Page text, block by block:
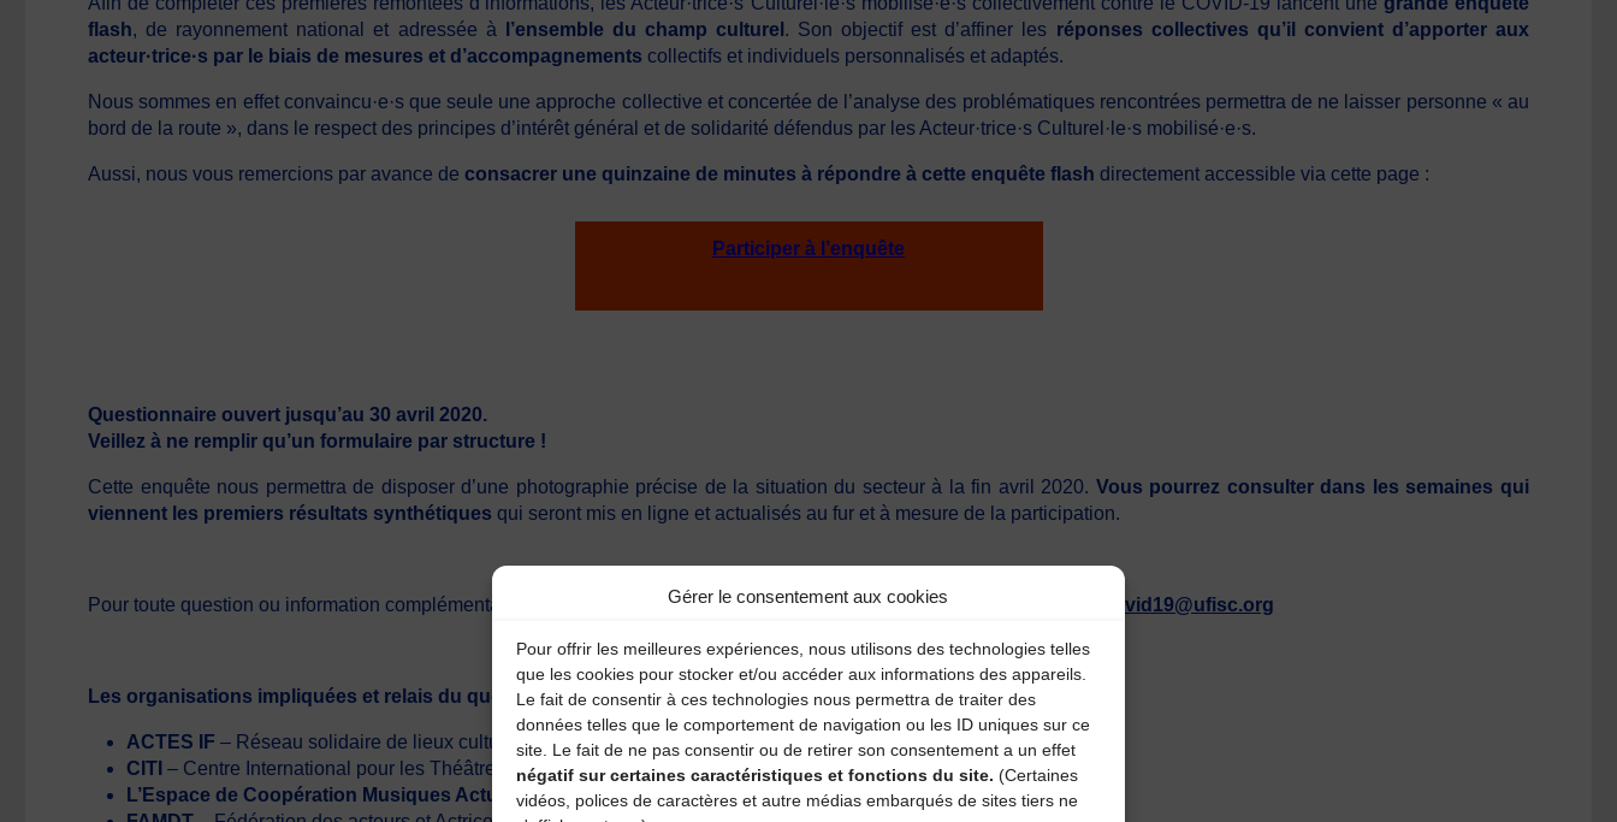
Gérer le consentement aux cookies
Pour offrir les meilleures expériences, nous utilisons des technologies telles
que les cookies pour stocker et/ou accéder aux informations des appareils.
Le fait de consentir à ces technologies nous permettra de traiter des
données telles que le comportement de navigation ou les ID uniques sur ce
site. Le fait de ne pas consentir ou de retirer son consentement a un effet
négatif sur certaines caractéristiques et fonctions du site. (Certaines
vidéos, polices de caractères et autre médias embarqués de sites tiers ne
flash, de rayonnement national et adressée à l’ensemble du champ culturel . Son objectif est d’affiner les réponses collectives qu’il convient d’apporter aux
acteur·trice·s par le biais de mesures et d’accompagnements collectifs et individuels personnalisés et adaptés.
Nous sommes en effet convaincu·e·s que seule une approche collective et concertée de l’analyse des problématiques rencontrées permettra de ne laisser personne « au
bord de la route », dans le respect des principes d’intérêt général et de solidarité défendus par les Acteur·trice·s Culturel·le·s mobilisé·e·s.
Aussi, nous vous remercions par avance deconsacrer une quinzaine de minutes à répondre à cette enquête flash directement accessible via cette page :
Participer à l’enquête
Questionnaire ouvert jusqu’au 30 avril 2020.
Veillez à ne remplir qu’un formulaire par structure !
Cette enquête nous permettra de disposer d’une photographie précise de la situation du secteur à la fin avril 2020. Vous pourrez consulter dans les semaines qui
viennent les premiers résultats synthétiquesqui seront mis en ligne et actualisés au fur et à mesure de la participation.
Pour toute question ou information complémentaire concernant cette enquête, merci d’envoyer un message à : enquetecovid19@ufisc.org
Les organisations impliquées et relais du questionnaire :
ACTES IF – Réseau solidaire de lieux culturels franciliens
CITI – Centre International pour les Théâtres Itinérants
L’Espace de Coopération Musiques Actuelles en Bretagne